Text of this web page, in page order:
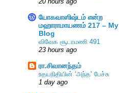
20 hours ago
யோகவாஸிஷ்டம் என்ற
மஹாராமாயணம் 217 – My
Blog
விவேக சூடாமணி 491
23 hours ago
ரா.சிவானந்தம்
உதயநிதியின் ‘அந்த’ பேச்சு
1 day ago